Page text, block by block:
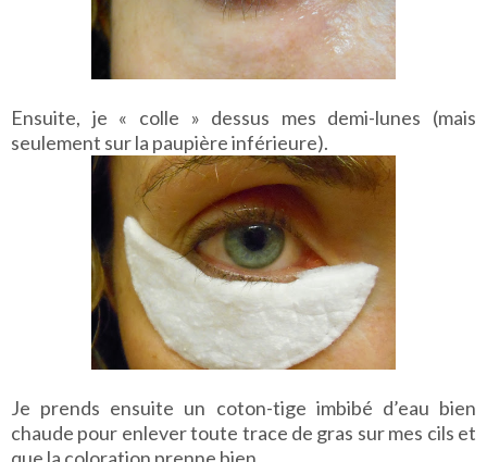
Ensuite, je « colle » dessus mes demi-lunes (mais
seulement sur la paupière inférieure).
Je prends ensuite un coton-tige imbibé d’eau bien
chaude pour enlever toute trace de gras sur mes cils et